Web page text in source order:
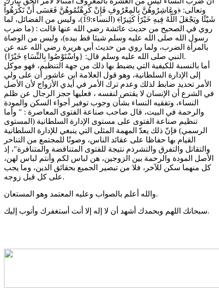
وتعالى: ﴿وعَاشِرُوهُنَّ بِالمِعْرُوفِ فَإِنْ كَرِهْتُمُوهُنَّ فَعَسَى أَنْ تَكْرَهُواْ
شَيْئًا ويَجْعَلَ اللَّهُ فِيهِ خَيْرًا كَثِيرًا﴾ (النساء:19)، وليس من الفضائل، لما
روي في الصحيح من حديث عائشة رضي الله عنها قالت : (ما ضرب
رسول الله صلى الله عليه وسلم شيئا قط بيده)، وليس من الوصاة
بالمرأة الضرب، ولما روي من حديث أبي هريرة رضي الله عنه عن
النبي صلى الله عليه وسلم قال: {واسْتَوْصُوا بِالنِّسَاءِ خَيْرًا}.
أما بالنسبة للكيفية التي يضبط بها ذلك من جهة التنظيم، فهو موكل
إلى الإدارة السلطانية، وهو قول العلامة ابن عاشور أن على ولي
الأمر تحديد ضابط لذلك وعدم ترك الأمر في أيدي الأزواج لأن الأصل
في الشرع أن الإنسان لا يقتص لنفسه ، فعليها حجز الرجال عن ظلم
النساء، وتفقيه النساء بشأن وجوب توفير أجواء السكن والمودة
والرحمة في البيت، قال صاحب صناعة الفتوى المعاصرة : " وأما
تنظيم صناعة الفتوى على مستوى الإدارة السلطانية (المستوى
الرسمي) فإنّ ذلك يعدّ المهمة المثلى التي ينبغي للإدارة السلطانية
القيام بها حفاظا على عقائد الناس، وصونًا للمجتمع من التناحر
والتقاتل والتفرق والتشرذم نتيجة للفتوى المتناقضة والمتنافرة"، إذ
الأصل المودة والرحمة بين الزوجين، هن لباس لكم وأنتم لباس لهن،
كل منهما سكن للآخر، فلا من تبصير الجميع بحقائق الدين، وما يجب
على كل قبل زوجه.
والله أعلم بالصواب وعليه المعتمد وهو المستعان.
سبحانك اللهم وبحمدك أشهد أن لا إله إلا أنت أستغفرك وأتوب إليك.